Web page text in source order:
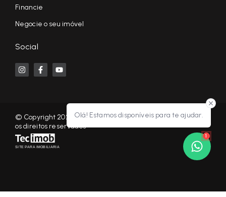
Olá! Estamos disponíveis para te ajudar.
1
Financie
Negocie o seu imóvel
Social
© Copyright 2026 - KF NEGÓCIOS IMOBILIÁRIOS RP - Todos
os direitos reservados
SITE PARA IMOBILIARIA